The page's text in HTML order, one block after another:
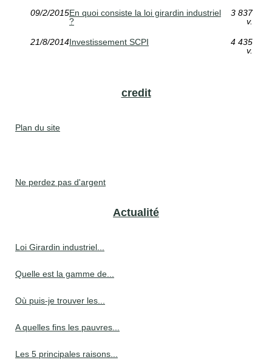
09/2/2015En quoi consiste la loi girardin industriel
?
3 837
v.
21/8/2014Investissement SCPI
4 435
v.
credit
Plan du site
Ne perdez pas d'argent
Actualité
Loi Girardin industriel...
Quelle est la gamme de...
Où puis-je trouver les...
A quelles fins les pauvres...
Les 5 principales raisons...